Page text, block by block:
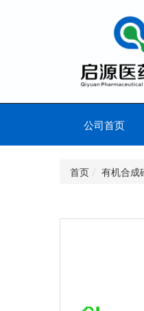
公司首页
首页 有机合成